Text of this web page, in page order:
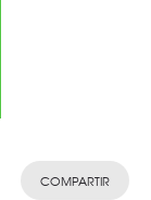
COMPARTIR